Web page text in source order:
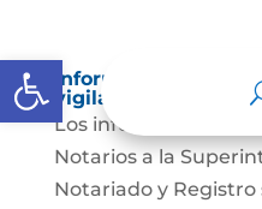
Abrir barra de
Informes a
vigilancia y control
Los informes que
Notarios a la
Notariado y Registro